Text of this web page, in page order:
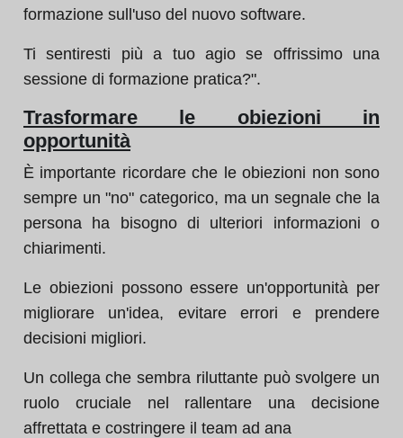
formazione sull'uso del nuovo software.
Ti sentiresti più a tuo agio se offrissimo una
sessione di formazione pratica?".
Trasformare le obiezioni in
opportunità
È importante ricordare che le obiezioni non sono
sempre un "no" categorico, ma un segnale che la
persona ha bisogno di ulteriori informazioni o
chiarimenti.
Le obiezioni possono essere un'opportunità per
migliorare un'idea, evitare errori e prendere
decisioni migliori.
Un collega che sembra riluttante può svolgere un
ruolo cruciale nel rallentare una decisione
affrettata e costringere il team ad ana